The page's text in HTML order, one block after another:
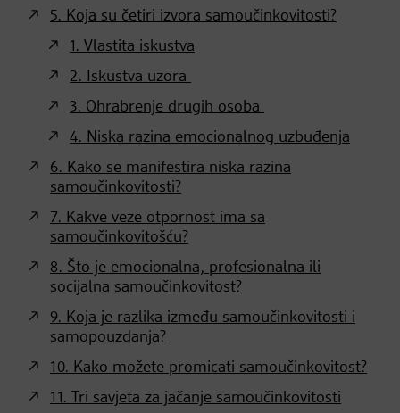
5. Koja su četiri izvora samoučinkovitosti?
1. Vlastita iskustva
2. Iskustva uzora
3. Ohrabrenje drugih osoba
4. Niska razina emocionalnog uzbuđenja
6. Kako se manifestira niska razina
samoučinkovitosti?
7. Kakve veze otpornost ima sa
samoučinkovitošću?
8. Što je emocionalna, profesionalna ili
socijalna samoučinkovitost?
9. Koja je razlika između samoučinkovitosti i
samopouzdanja?
10. Kako možete promicati samoučinkovitost?
11. Tri savjeta za jačanje samoučinkovitosti